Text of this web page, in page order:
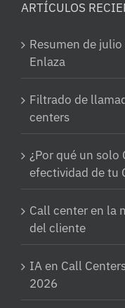
ARTÍCULOS
Resumen de
Enlaza
Filtrado de
centers
¿Por qué un solo
efectividad de tu
Call center en la
del cliente
IA en Call
2026